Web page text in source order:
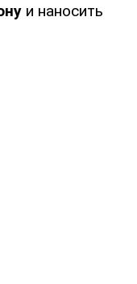
и наносить